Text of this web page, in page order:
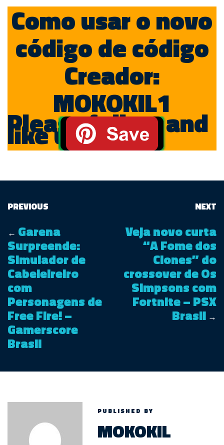
Como usar o novo
código de código
Creador:
MOKOKIL1
Please follow and
like us:
PREVIOUS
← Garena
Surpreende:
Simulador de
Cabeleireiro
com
Personagens de
Free Fire! –
Gamerscore
Brasil
NEXT
Veja novo curta
“A Fome dos
Clones” do
crossover de Os
Simpsons com
Fortnite – PSX
Brasil →
PUBLISHED BY
MOKOKIL